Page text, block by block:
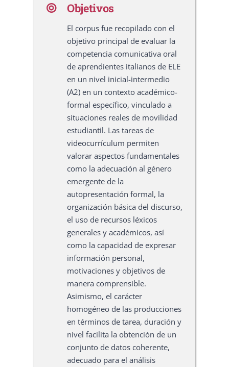
Objetivos
El corpus fue recopilado con el
objetivo principal de evaluar la
competencia comunicativa oral
de aprendientes italianos de ELE
en un nivel inicial-intermedio
(A2) en un contexto académico-
formal específico, vinculado a
situaciones reales de movilidad
estudiantil. Las tareas de
videocurrículum permiten
valorar aspectos fundamentales
como la adecuación al género
emergente de la
autopresentación formal, la
organización básica del discurso,
el uso de recursos léxicos
generales y académicos, así
como la capacidad de expresar
información personal,
motivaciones y objetivos de
manera comprensible.
Asimismo, el carácter
homogéneo de las producciones
en términos de tarea, duración y
nivel facilita la obtención de un
conjunto de datos coherente,
adecuado para el análisis